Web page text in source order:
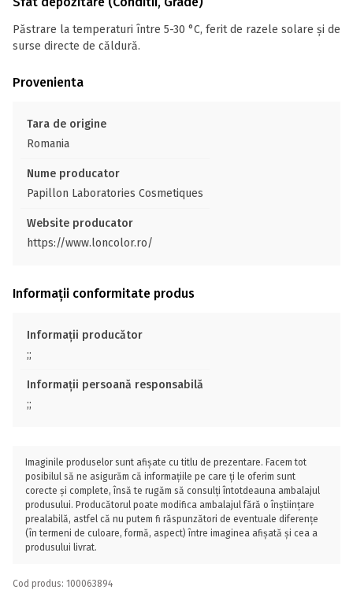
Păstrare la temperaturi între 5-30 °C, ferit de razele solare și de
surse directe de căldură.
Provenienta
Tara de origine
Romania
Nume producator
Papillon Laboratories Cosmetiques
Website producator
https://www.loncolor.ro/
Informații conformitate produs
Informații producător
;;
Informații persoană responsabilă
;;
Imaginile produselor sunt afișate cu titlu de prezentare. Facem tot
posibilul să ne asigurăm că informațiile pe care ți le oferim sunt
corecte și complete, însă te rugăm să consulți întotdeauna ambalajul
produsului. Producătorul poate modifica ambalajul fără o înștiințare
prealabilă, astfel că nu putem fi răspunzători de eventuale diferențe
(în termeni de culoare, formă, aspect) între imaginea afișată și cea a
produsului livrat.
Cod produs: 100063894